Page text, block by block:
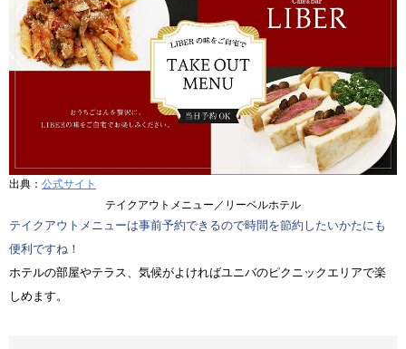
出典： 公式サイト
テイクアウトメニュー／リーベルホテル
テイクアウトメニューは事前予約できるので時間を節約したいかたにも
便利ですね！
ホテルの部屋やテラス、気候がよければユニバのピクニックエリアで楽
しめます。